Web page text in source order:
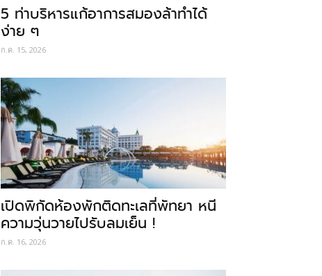
5 ท่าบริหารแก้อาการสมองล้าทำได้
ง่าย ๆ
ก.ค. 15, 2026
เปิดพิกัดห้องพักติดทะเลที่พัทยา หนี
ความวุ่นวายไปรับลมเย็น !
ก.ค. 16, 2026